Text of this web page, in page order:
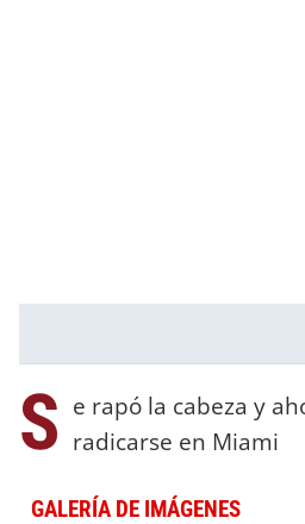
S e rapó la cabeza y
radicarse en Miami
GALERÍA DE IMÁGENES